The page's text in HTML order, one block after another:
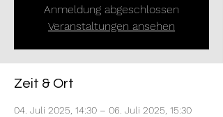
Anmeldung abgeschlossen
Veranstaltungen ansehen
Zeit & Ort
04. Juli 2025, 14:30 – 06. Juli 2025, 15:30